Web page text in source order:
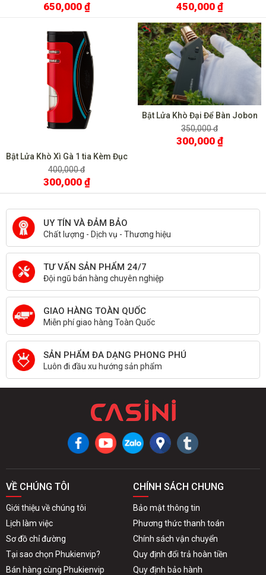
650,000 ₫ 450,000 ₫
Bật Lửa Khò Xì Gà 1 tia Kèm Đục
BCZ 487
400,000 đ
300,000 ₫
Bật Lửa Khò Đại Để Bàn Jobon
ZB583
350,000 đ
300,000 ₫
UY TÍN VÀ ĐẢM BẢO
Chất lượng - Dịch vụ - Thương hiệu
TƯ VẤN SẢN PHẨM 24/7
Đội ngũ bán hàng chuyên nghiệp
GIAO HÀNG TOÀN QUỐC
Miễn phí giao hàng Toàn Quốc
SẢN PHẨM ĐA DẠNG PHONG PHÚ
Luôn đi đầu xu hướng sản phẩm
VỀ CHÚNG TÔI
Giới thiệu về chúng tôi
Lịch làm việc
Sơ đồ chỉ đường
Tại sao chọn Phukienvip?
Bán hàng cùng Phukienvip
CHÍNH SÁCH CHUNG
Bảo mật thông tin
Phương thức thanh toán
Chính sách vận chuyển
Quy định đổi trả hoàn tiền
Quy định bảo hành